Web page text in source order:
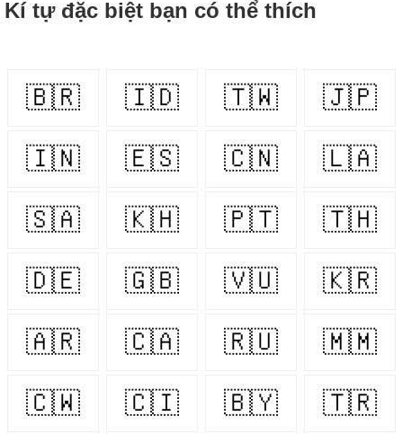
Kí tự đặc biệt bạn có thể thích
🇧🇷 🇮🇩 🇹🇼 🇯🇵
🇮🇳 🇪🇸 🇨🇳 🇱🇦
🇸🇦 🇰🇭 🇵🇹 🇹🇭
🇩🇪 🇬🇧 🇻🇺 🇰🇷
🇦🇷 🇨🇦 🇷🇺 🇲🇲
🇨🇼 🇨🇮 🇧🇾 🇹🇷